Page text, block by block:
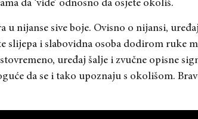
da ‘vide’ odnosno da osjete okoliš.
nijanse sive boje. Ovisno o nijansi, uređaj
slijepa i slabovidna osoba dodirom ruke
uređaj šalje i zvučne opisne
da se i tako upoznaju s okolišom.